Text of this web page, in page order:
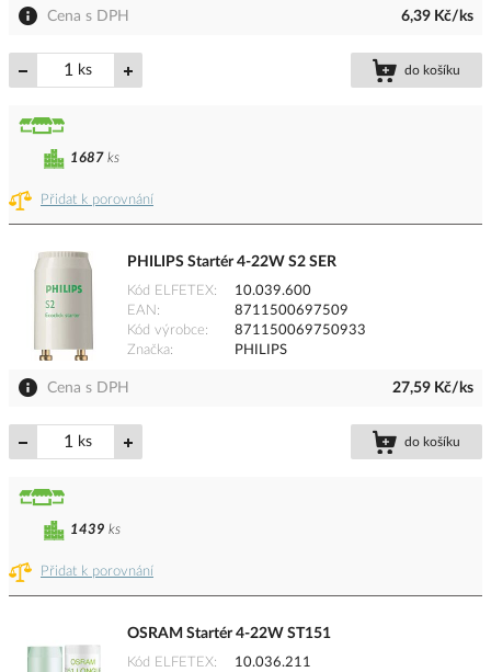
Cena s DPH 6,39 Kč/ks
ks do košíku
Přidat k porovnání
1687 ks
PHILIPS Startér 4-22W S2 SER
Kód ELFETEX
10.039.600
EAN
8711500697509
Kód výrobce
871150069750933
Značka
PHILIPS
Cena s DPH 27,59 Kč/ks
ks do košíku
Přidat k porovnání
1439 ks
OSRAM Startér 4-22W ST151
Kód ELFETEX
10.036.211